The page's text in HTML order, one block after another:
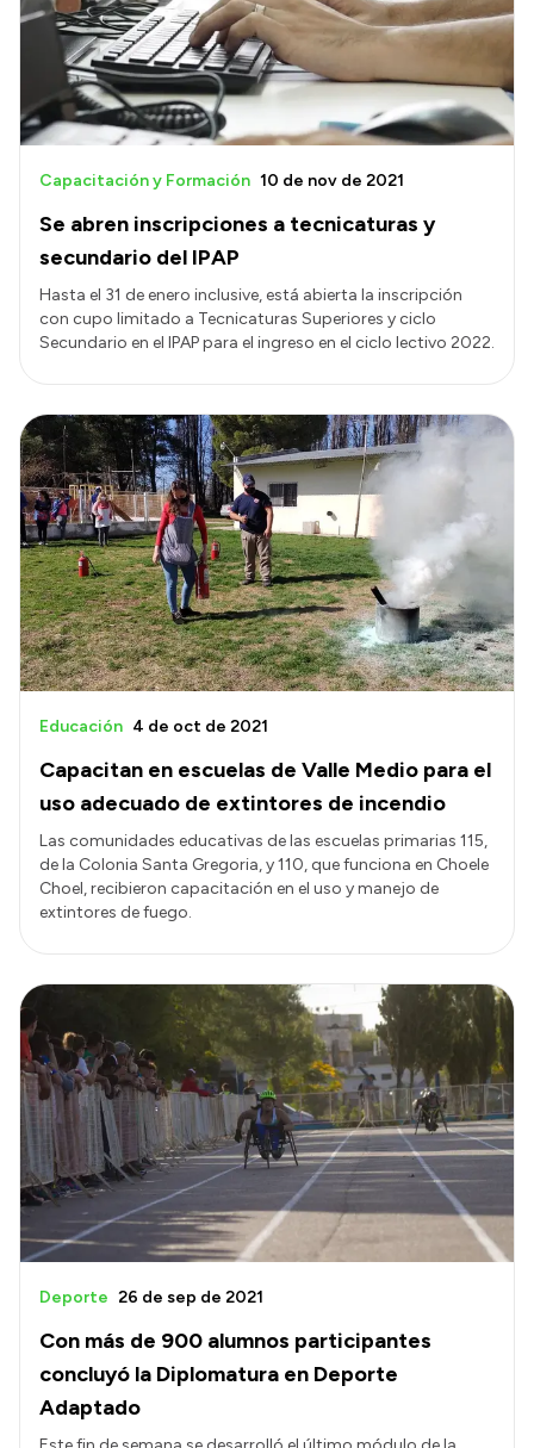
Se abren inscripciones a tecnicaturas y
secundario del IPAP
Capacitación y Formación 10 de nov de 2021
Hasta el 31 de enero inclusive, está abierta la inscripción
con cupo limitado a Tecnicaturas Superiores y ciclo
Secundario en el IPAP para el ingreso en el ciclo lectivo 2022.
Capacitan en escuelas de Valle Medio para el
uso adecuado de extintores de incendio
Educación 4 de oct de 2021
Las comunidades educativas de las escuelas primarias 115,
de la Colonia Santa Gregoria, y 110, que funciona en Choele
Choel, recibieron capacitación en el uso y manejo de
extintores de fuego.
Con más de 900 alumnos participantes
concluyó la Diplomatura en Deporte
Adaptado
Deporte 26 de sep de 2021